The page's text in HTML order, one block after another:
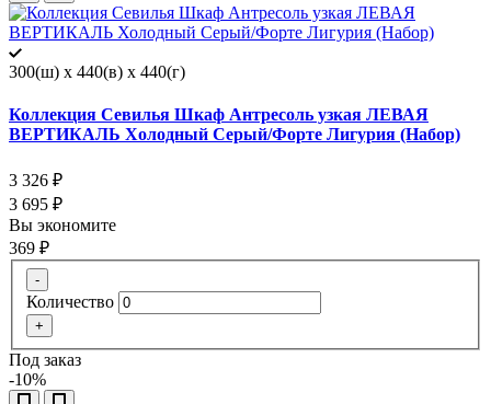
300(ш) x 440(в) x 440(г)
Коллекция Севилья Шкаф Антресоль узкая ЛЕВАЯ
ВЕРТИКАЛЬ Холодный Серый/Форте Лигурия (Набор)
3 326 ₽
3 695 ₽
Вы экономите
369 ₽
-
Количество
+
Под заказ
-10%